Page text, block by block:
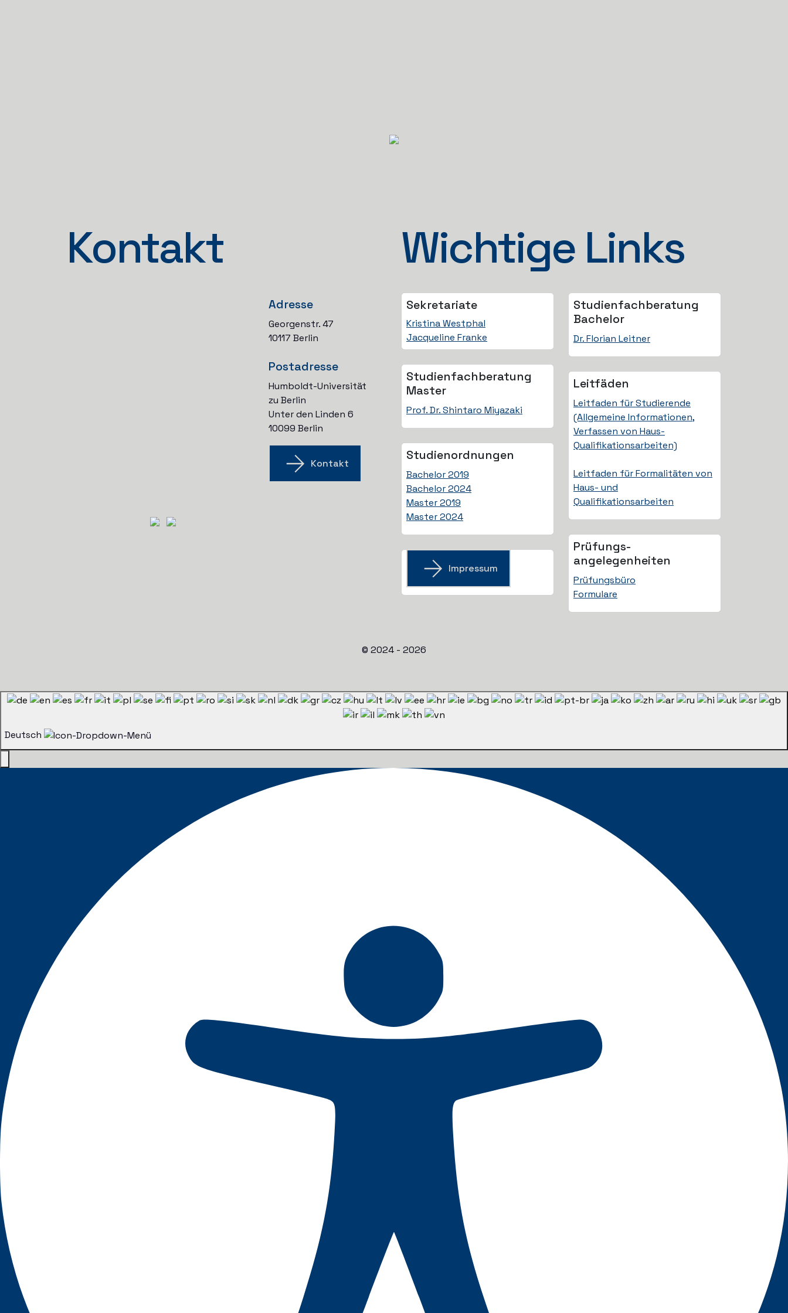
Kontakt
Adresse
Georgenstr. 47
10117 Berlin
Postadresse
Humboldt-Universität
zu Berlin
Unter den Linden 6
10099 Berlin
Kontakt
Wichtige Links
Sekretariate
Kristina Westphal
Jacqueline Franke
Studienfach­beratung
Bachelor
Dr. Florian Leitner
Studienfach­beratung
Master
Prof. Dr. Shintaro Miyazaki
Leitfäden
Leitfaden für Studierende
(Allgemeine Informationen,
Verfassen von Haus-
Qualifikationsarbeiten)
Leitfaden für Formalitäten von
Haus- und
Qualifikationsarbeiten
Studien­ordnungen
Bachelor 2019
Bachelor 2024
Master 2019
Master 2024
Prüfungs­
angelegenheiten
Prüfungsbüro
Formulare
Impressum
© 2024 - 2026
Deutsch